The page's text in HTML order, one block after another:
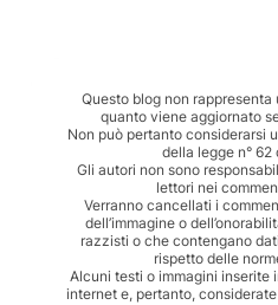
Questo blog non
quanto viene aggiornato
Non può pertanto considerarsi
della legge n° 62
Gli autori non sono
lettori nei
Verranno cancellati i
dell’immagine o
razzisti o che contengano
rispetto delle
Alcuni testi o immagini inserite
internet e, pertanto,